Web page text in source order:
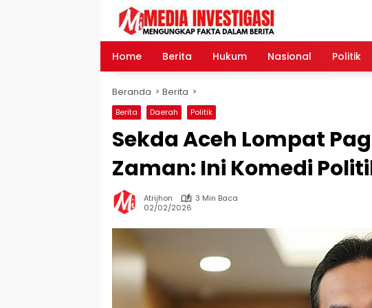
Home Berita Hukum Nasional Politik
Beranda Berita
Berita Daerah Politik
Sekda Aceh Lompat
Zaman: Ini Komedi
Atrijhon
3 Min Baca
02/02/2026